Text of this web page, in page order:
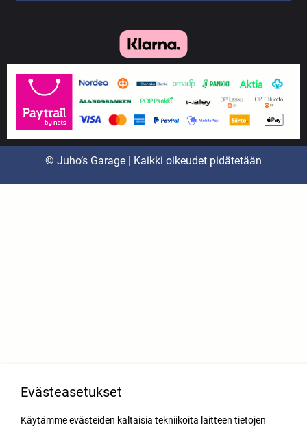
© Juho’s Garage | Kaikki oikeudet pidätetään
Evästeasetukset
Käytämme evästeiden kaltaisia tekniikoita laitteen tietojen